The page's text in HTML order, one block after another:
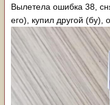
Вылетела ошибка 38,
его), купил другой (бу),